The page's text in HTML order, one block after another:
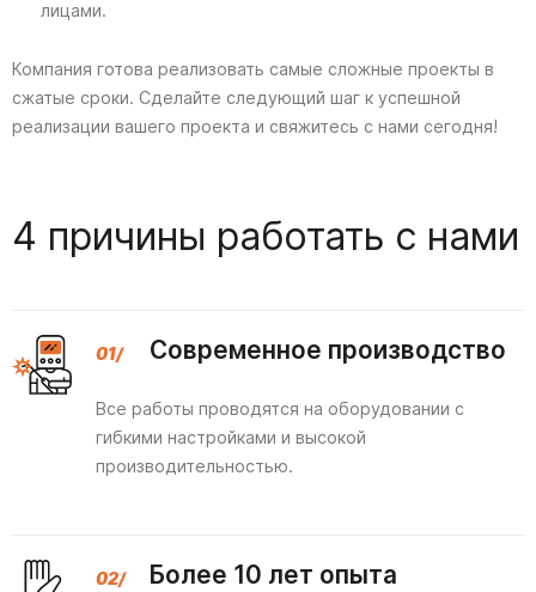
лицами.
Компания готова реализовать самые сложные проекты в
сжатые сроки. Сделайте следующий шаг к успешной
реализации вашего проекта и свяжитесь с нами сегодня!
4 причины работать с нами
Современное производство
Все работы проводятся на оборудовании с
гибкими настройками и высокой
производительностью.
Более 10 лет опыта